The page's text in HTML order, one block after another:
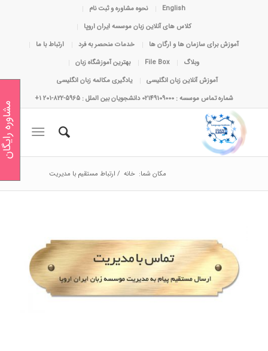
English
نحوه مشاوره و ثبت نام
کلاس های آنلاین زبان موسسه ایران اروپا
آموزش برای سازمان ها و ارگان ها
خدمات منحصر به فرد
ارتباط با ما
وبلاگ
File Box
بهترین آموزشگاه زبان
آموزش آنلاین زبان انگلیسی
یادگیری مکالمه زبان انگلیسی
شماره تماس موسسه : 02149109000 دانشجویان بین الملل : 5965-822-201 1+
مکان شما: خانه / ارتباط مستقیم با مدیریت